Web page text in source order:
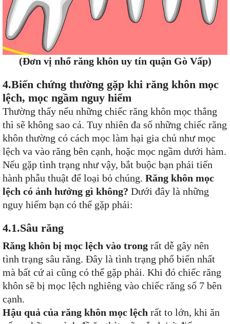
(Đơn vị nhổ răng khôn uy tín quận Gò Vấp)
4.Biến chứng thường gặp khi răng khôn mọc
lệch, mọc ngầm nguy hiểm
Thường thấy nếu những chiếc răng khôn mọc thẳng
thì sẽ không sao cả. Tuy nhiên đa số những chiếc răng
khôn thường có cách mọc làm hại gia chủ như mọc
lệch va vào răng bên cạnh, hoặc mọc ngầm dưới hàm.
Nếu gặp tình trạng như vậy, bắt buộc bạn phải tiến
hành phẫu thuật để loại bỏ chúng. Răng khôn mọc
lệch có ảnh hưởng gì không? Dưới đây là những
nguy hiểm bạn có thể gặp phải:
4.1.Sâu răng
Răng khôn bị mọc lệch vào trong rất dễ gây nên
tình trạng sâu răng. Đây là tình trạng phổ biến nhất
mà bất cứ ai cũng có thể gặp phải. Khi đó chiếc răng
khôn sẽ bị mọc lệch nghiêng vào chiếc răng số 7 bên
cạnh.
Hậu quả của răng khôn mọc lệch rất to lớn, khi ăn